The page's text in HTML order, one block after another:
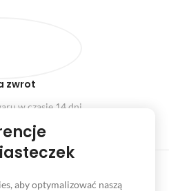
zwrot
w czasie 14 dni
aby optymalizować naszą